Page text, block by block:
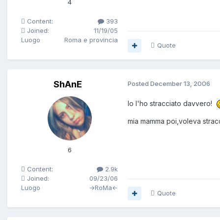
4
Content:
393
Joined:
11/19/05
Luogo
Roma e provincia
Quote
ShAnE
6
Content:
2.9k
Joined:
09/23/06
Luogo
→RoMa←
Posted December 13, 2006
Io l'ho stracciato davvero!
mia mamma poi,voleva
Quote